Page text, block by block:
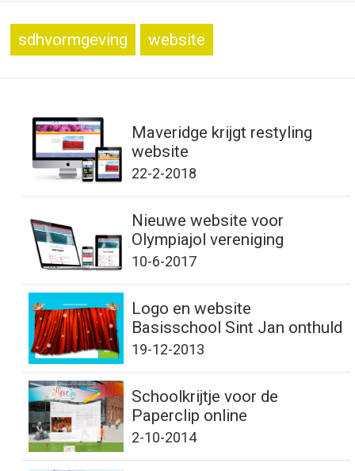
sdhvormgeving website
Maveridge krijgt restyling
website
22-2-2018
Nieuwe website voor
Olympiajol vereniging
10-6-2017
Logo en website
Basisschool Sint Jan onthuld
19-12-2013
Schoolkrijtje voor de
Paperclip online
2-10-2014